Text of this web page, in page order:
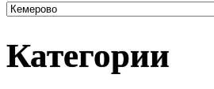
Категории